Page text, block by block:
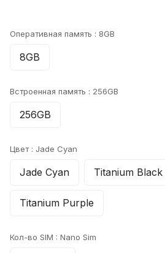
Оперативная память : 8GB
8GB
Встроенная память : 256GB
256GB
Цвет : Jade Cyan
Jade Cyan Titanium Black
Titanium Purple
Кол-во SIM : Nano Sim